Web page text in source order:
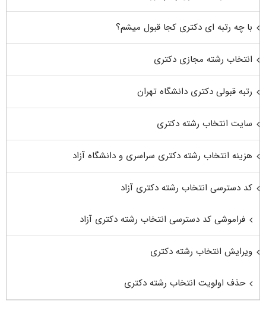
با چه رتبه ای دکتری کجا قبول میشم؟
انتخاب رشته مجازی دکتری
رتبه قبولی دکتری دانشگاه تهران
سایت انتخاب رشته دکتری
هزینه انتخاب رشته دکتری سراسری و دانشگاه آزاد
کد دسترسی انتخاب رشته دکتری آزاد
فراموشی کد دسترسی انتخاب رشته دکتری آزاد
ویرایش انتخاب رشته دکتری
حذف اولویت انتخاب رشته دکتری